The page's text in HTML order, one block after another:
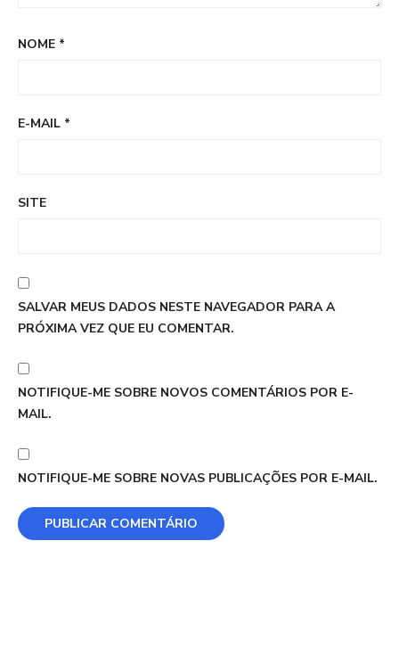
NOME *
E-MAIL *
SITE
SALVAR MEUS DADOS NESTE NAVEGADOR PARA A
PRÓXIMA VEZ QUE EU COMENTAR.
NOTIFIQUE-ME SOBRE NOVOS COMENTÁRIOS POR E-
MAIL.
NOTIFIQUE-ME SOBRE NOVAS PUBLICAÇÕES POR E-MAIL.